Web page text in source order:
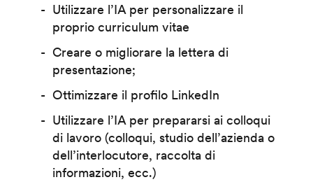
Utilizzare l’IA per personalizzare il
proprio curriculum vitae
Creare o migliorare la lettera di
presentazione;
Ottimizzare il profilo LinkedIn
Utilizzare l’IA per prepararsi ai colloqui
di lavoro (colloqui, studio dell’azienda o
dell’interlocutore, raccolta di
informazioni, ecc.)